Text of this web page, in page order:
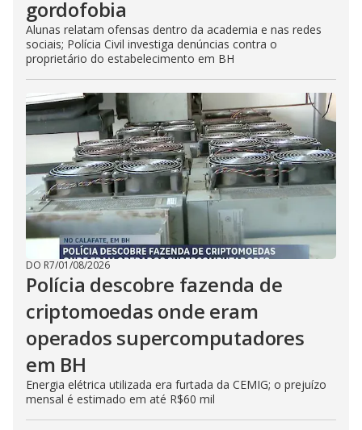
gordofobia
Alunas relatam ofensas dentro da academia e nas redes
sociais; Polícia Civil investiga denúncias contra o
proprietário do estabelecimento em BH
DO R7/01/08/2026
Polícia descobre fazenda de
criptomoedas onde eram
operados supercomputadores
em BH
Energia elétrica utilizada era furtada da CEMIG; o prejuízo
mensal é estimado em até R$60 mil